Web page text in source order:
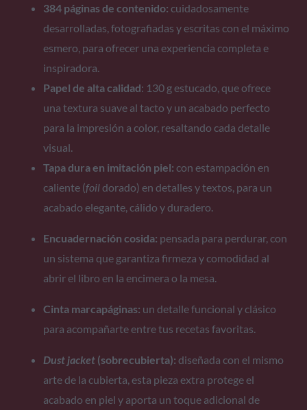
384 páginasde contenido: cuidadosamente
desarrolladas, fotografiadas y escritas con el máximo
esmero, para ofrecer una experiencia completa e
inspiradora.
Papel de alta calidad: 130 g estucado, que ofrece
una textura suave al tacto y un acabado perfecto
para la impresión a color, resaltando cada detalle
visual.
Tapa dura en imitación piel: con estampación en
caliente (foil dorado) en detalles y textos, para un
acabado elegante, cálido y duradero.
Encuadernación cosida: pensada para perdurar, con
un sistema que garantiza firmeza y comodidad al
abrir el libro en la encimera o la mesa.
Cinta marcapáginas: un detalle funcional y clásico
para acompañarte entre tus recetas favoritas.
Dust jacket (sobrecubierta): diseñada con el mismo
arte de la cubierta, esta pieza extra protege el
acabado en piel y aporta un toque adicional de